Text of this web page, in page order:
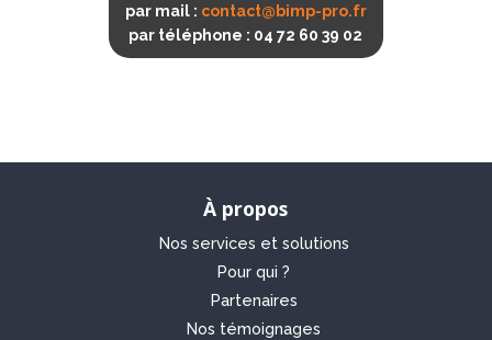
par mail : contact@bimp-pro.fr
par téléphone : 04 72 60 39 02
À propos
Nos services et solutions
Pour qui ?
Partenaires
Nos témoignages